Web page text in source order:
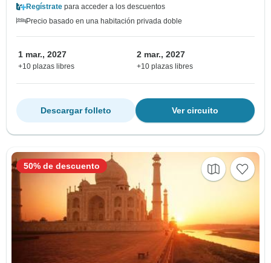
Regístrate para acceder a los descuentos
Precio basado en una habitación privada doble
1 mar., 2027
+10 plazas libres
2 mar., 2027
+10 plazas libres
Ver circuito
Descargar folleto
50% de descuento